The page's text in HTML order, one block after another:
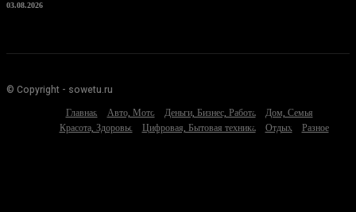
03.08.2026
© Copyright - sowetu.ru
Главная
Авто, Мото Деньги, Бизнес, Работа
Дом, Семья
Красота, Здоровье
Цифровая, Бытовая техника Отдых Разное